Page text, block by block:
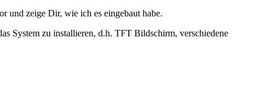
und zeige Dir, wie ich es eingebaut habe.
System zu installieren, d.h. TFT Bildschirm, verschiedene